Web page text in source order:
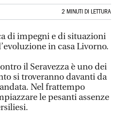
2 MINUTI DI LETTURA
di impegni e di situazioni
in casa Livorno.
il Seravezza è uno dei
si troveranno davanti da
Nel frattempo
le pesanti assenze